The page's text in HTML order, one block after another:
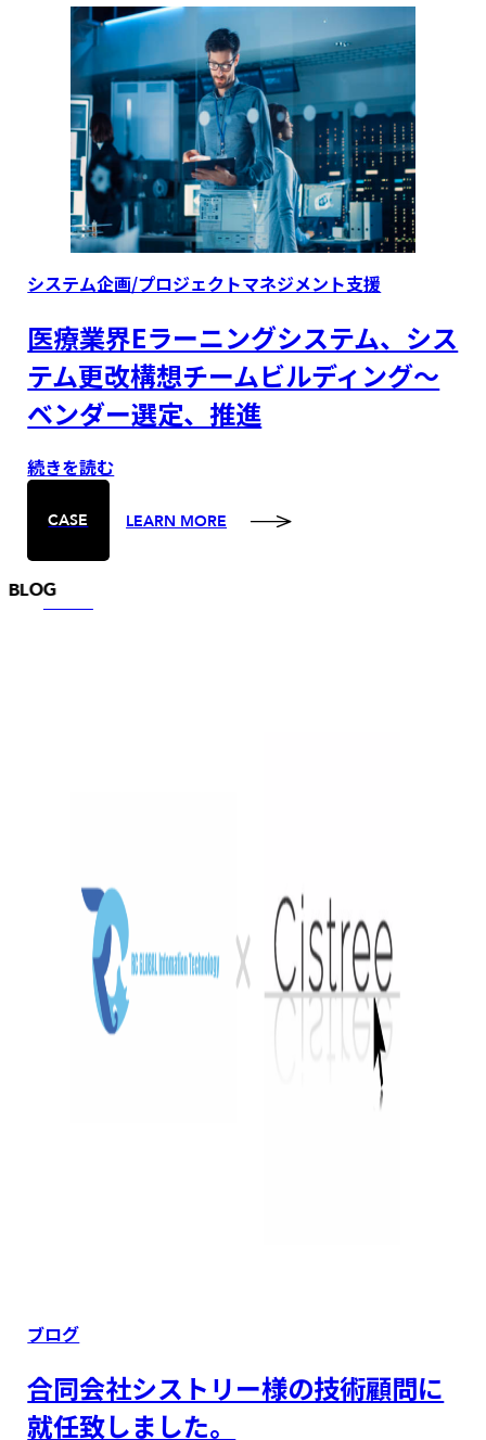
Type
システム企画/プロジェクトマネジメント支援
医療業界Eラーニングシステム、シス
テム更改構想チームビルディング〜
ベンダー選定、推進
続きを読む
CASE
STUDY
LEARN MORE
BLOG
Categories
ブログ
合同会社シストリー様の技術顧問に
就任致しました。